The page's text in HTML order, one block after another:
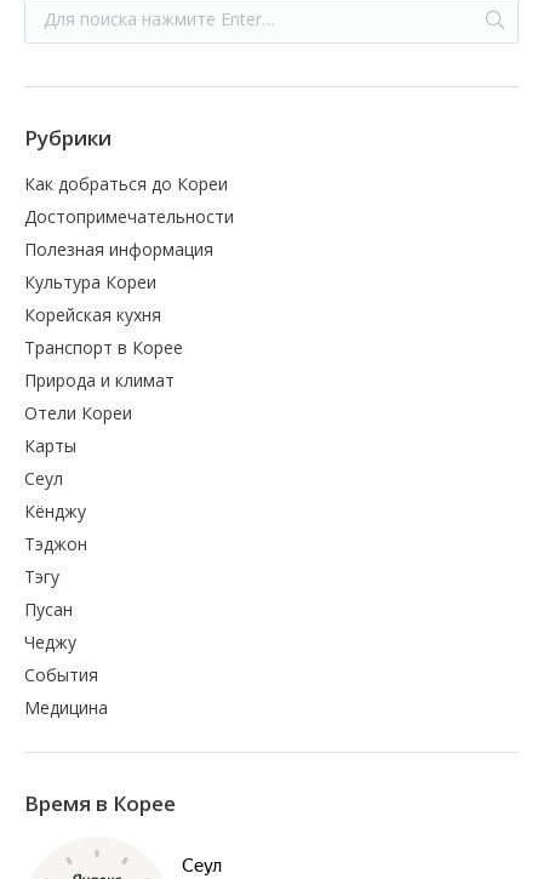
Рубрики
Как добраться до Кореи
Достопримечательности
Полезная информация
Культура Кореи
Корейская кухня
Транспорт в Корее
Природа и климат
Отели Кореи
Карты
Сеул
Кёнджу
Тэджон
Тэгу
Пусан
Чеджу
События
Медицина
Время в Корее